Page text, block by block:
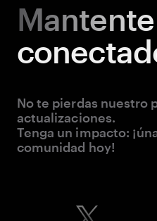
Mantente
No te pierdas nuestro
actualizaciones.
Tenga un impacto:
comunidad hoy!